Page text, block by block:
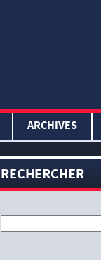
ARCHIVES
RECHERCHER